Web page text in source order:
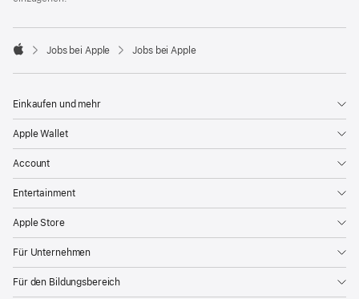

Jobs bei Apple Jobs bei Apple
Einkaufen und mehr
Apple Wallet
Account
Entertainment
Apple Store
Für Unternehmen
Für den Bildungsbereich